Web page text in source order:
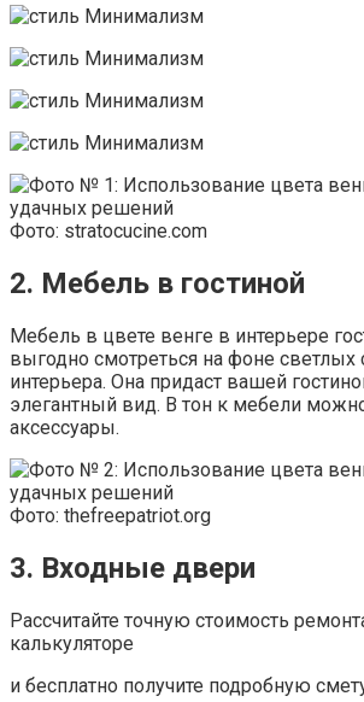
Фото: stratocucine.com
2. Мебель в гостиной
Мебель в цвете венге в интерьере
выгодно смотреться на фоне светлых
интерьера. Она придаст вашей
элегантный вид. В тон к мебели
аксессуары.
Фото: thefreepatriot.org
3. Входные двери
Рассчитайте точную стоимость
калькуляторе
и бесплатно получите подробную